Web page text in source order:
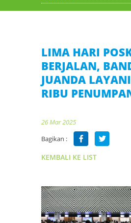
LIMA HARI
BERJALAN,
JUANDA
RIBU
26 Mar 2025
Bagikan :
KEMBALI KE LIST